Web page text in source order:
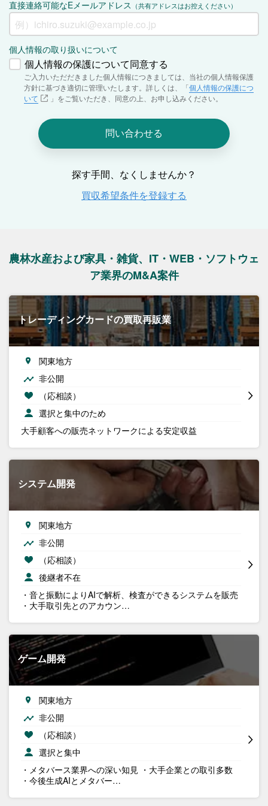
農林水産および家具・雑貨、IT・WEB・ソフトウェ
ア業界のM&A案件
トレーディングカードの買取再販業
関東地方
非公開
（応相談）
選択と集中のため
大手顧客への販売ネットワークによる安定収益
システム開発
関東地方
非公開
（応相談）
後継者不在
・音と振動によりAIで解析、検査ができるシステムを販売
・大手取引先とのアカウン…
ゲーム開発
関東地方
非公開
（応相談）
選択と集中
・メタバース業界への深い知見 ・大手企業との取引多数
・今後生成AIとメタバー…